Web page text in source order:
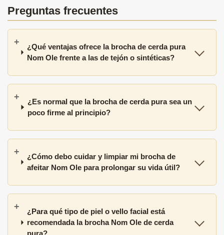
Preguntas frecuentes
¿Qué ventajas ofrece la brocha de cerda pura
Nom Ole frente a las de tejón o sintéticas?
¿Es normal que la brocha de cerda pura sea un
poco firme al principio?
¿Cómo debo cuidar y limpiar mi brocha de
afeitar Nom Ole para prolongar su vida útil?
¿Para qué tipo de piel o vello facial está
recomendada la brocha Nom Ole de cerda
pura?